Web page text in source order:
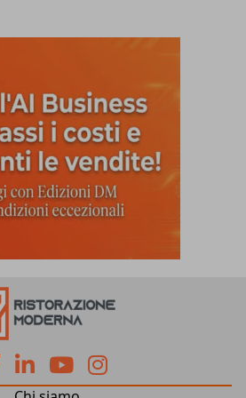
fa fa
fabfab